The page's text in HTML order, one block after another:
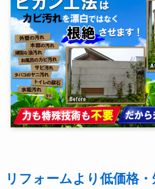
リフォームより低価格